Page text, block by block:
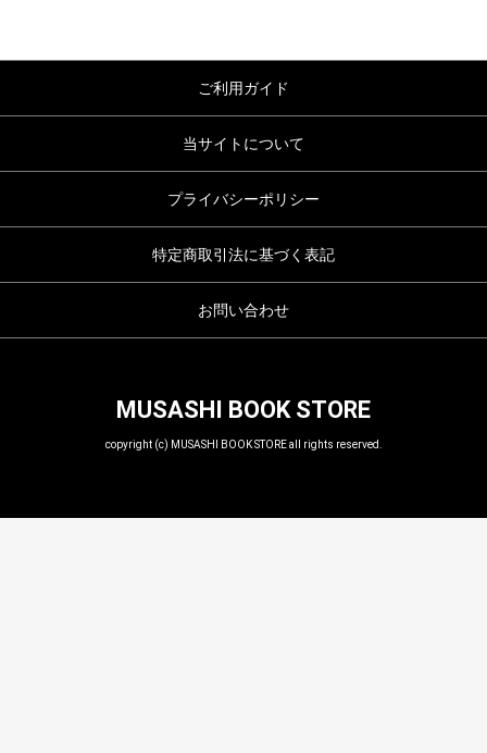
ご利用ガイド
当サイトについて
プライバシーポリシー
特定商取引法に基づく表記
お問い合わせ
MUSASHI BOOK STORE
copyright (c) MUSASHI BOOK STORE all rights reserved.